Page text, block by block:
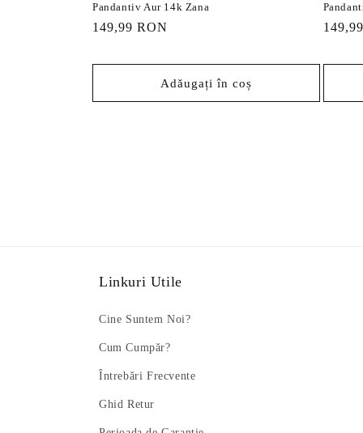
Pandantiv Aur 14k Zana
Preț
149,99 RON
Adăugați în coș
Preț
Linkuri Utile
Cine Suntem Noi?
Cum Cumpăr?
Întrebări Frecvente
Ghid Retur